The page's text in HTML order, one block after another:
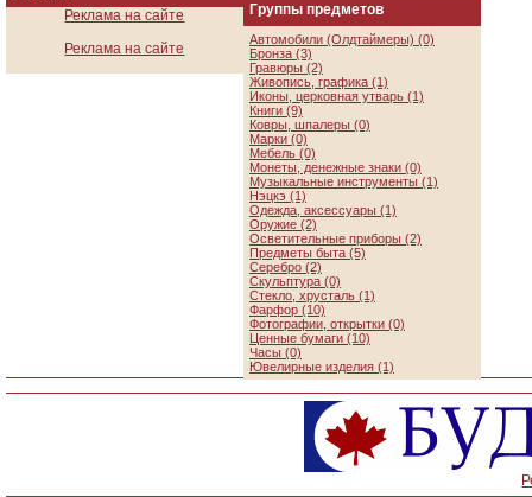
Реклама на сайте
Реклама на сайте
Группы предметов
Автомобили (Олдтаймеры) (0)
Бронза (3)
Гравюры (2)
Живопись, графика (1)
Иконы, церковная утварь (1)
Книги (9)
Ковры, шпалеры (0)
Марки (0)
Мебель (0)
Монеты, денежные знаки (0)
Музыкальные инструменты (1)
Нэцкэ (1)
Одежда, аксессуары (1)
Оружие (2)
Осветительные приборы (2)
Предметы быта (5)
Серебро (2)
Скульптура (0)
Стекло, хрусталь (1)
Фарфор (10)
Фотографии, открытки (0)
Ценные бумаги (10)
Часы (0)
Ювелирные изделия (1)